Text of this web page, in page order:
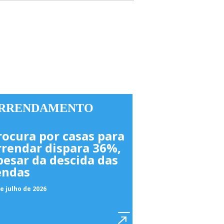
por casas para
dispara 36%,
da descida das
julho de 2026